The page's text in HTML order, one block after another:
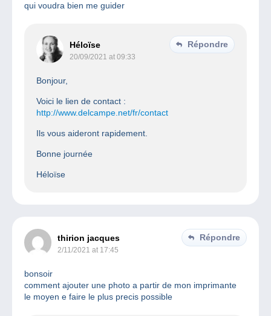
qui voudra bien me guider
Héloïse
20/09/2021 at 09:33
Répondre
Bonjour,
Voici le lien de contact :
http://www.delcampe.net/fr/contact
Ils vous aideront rapidement.
Bonne journée
Héloïse
thirion jacques
2/11/2021 at 17:45
Répondre
bonsoir
comment ajouter une photo a partir de mon imprimante
le moyen e faire le plus precis possible